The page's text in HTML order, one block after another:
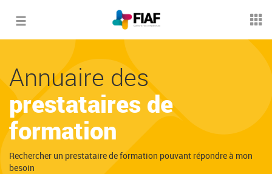
Toggle
Annuaire des
prestataires de
formation
Rechercher un prestataire de formation pouvant répondre à mon
besoin